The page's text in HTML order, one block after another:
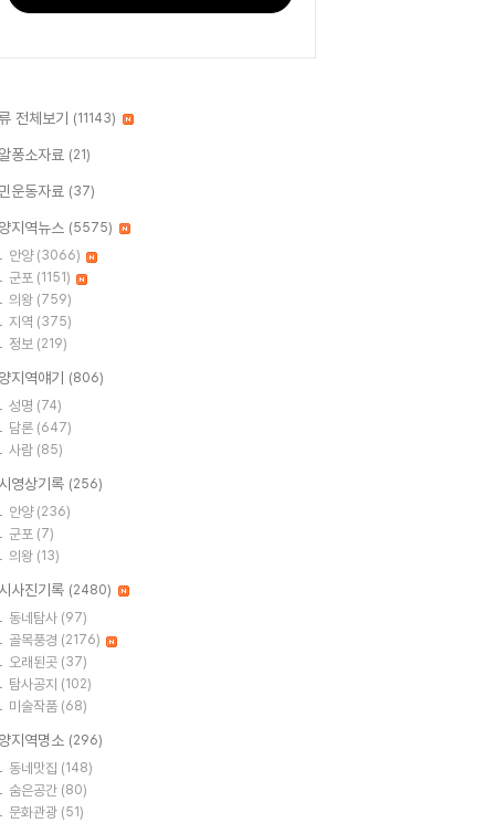
전체보기 (11143)
퐁소자료 (21)
운동자료 (37)
지역뉴스 (5575)
안양 (3066)
군포 (1151)
의왕 (759)
지역 (375)
정보 (219)
지역얘기 (806)
성명 (74)
담론 (647)
사람 (85)
영상기록 (256)
안양 (236)
군포 (7)
의왕 (13)
사진기록 (2480)
동네탐사 (97)
골목풍경 (2176)
오래된곳 (37)
탐사공지 (102)
미술작품 (68)
지역명소 (296)
동네맛집 (148)
숨은공간 (80)
문화관광 (51)